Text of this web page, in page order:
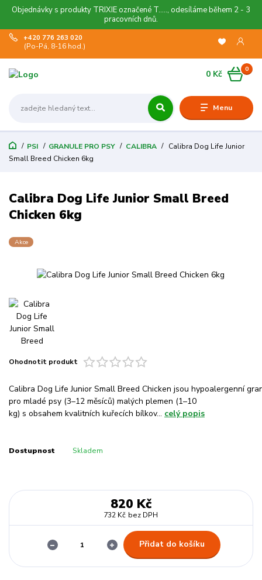
Objednávky s produkty TRIXIE označené T....., odesíláme během 2 - 3
pracovních dnů.
Menu
+420 776 263 020
(Po-Pá, 8-16 hod.)
0
0 Kč
PSI GRANULE PRO PSY CALIBRA
Calibra Dog Life Junior
Small Breed Chicken 6kg
Calibra Dog Life Junior Small Breed
Chicken 6kg
Akce
Ohodnotit produkt
Calibra Dog Life Junior Small Breed Chicken jsou hypoalergenní
pro mladé psy (3–12 měsíců) malých plemen (1–10
kg) s obsahem kvalitních kuřecích bílkov... celý popis
Dostupnost Skladem
820 Kč
732 Kč bez DPH
Přidat do košíku